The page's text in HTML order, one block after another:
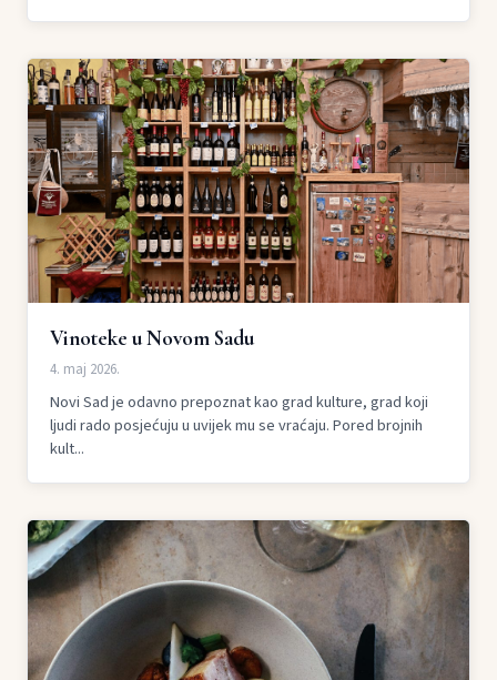
Vinoteke u Novom Sadu
4. maj 2026.
Novi Sad je odavno prepoznat kao grad kulture, grad koji
ljudi rado posjećuju u uvijek mu se vraćaju. Pored brojnih
kult...